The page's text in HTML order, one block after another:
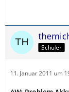
Schüler
11. Januar 2011 um